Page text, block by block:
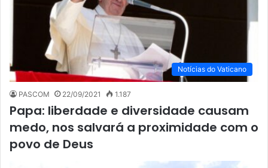
Notícias do Vaticano
PASCOM 22/09/2021 1.187
Papa: liberdade e diversidade causam
medo, nos salvará a proximidade com o
povo de Deus